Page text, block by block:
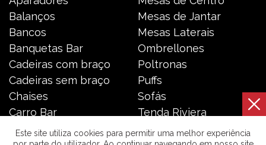
Balanços
Bancos
Banquetas Bar
Cadeiras com braço
Cadeiras sem braço
Chaises
Carro Bar
Coleção Resort
Mesas de Jantar
Mesas Laterais
Ombrellones
Poltronas
Puffs
Sofás
Tenda Riviera
Toldos e Cortinas
Este site utiliza cookies para permitir uma melhor experiência